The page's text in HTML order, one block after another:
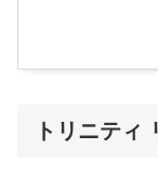
トリニティ